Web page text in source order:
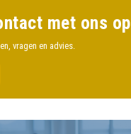
met ons op
vragen en advies.